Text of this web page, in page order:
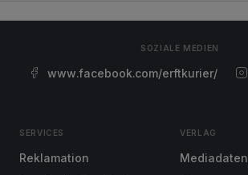
SOZIALE MEDIEN
www.facebook.com/erftkurier/
SERVICES
Reklamation
VERLAG
Mediadaten